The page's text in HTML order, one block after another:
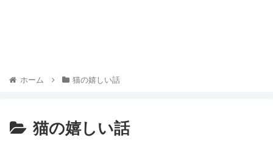
ホーム 猫の嬉しい話
猫の嬉しい話